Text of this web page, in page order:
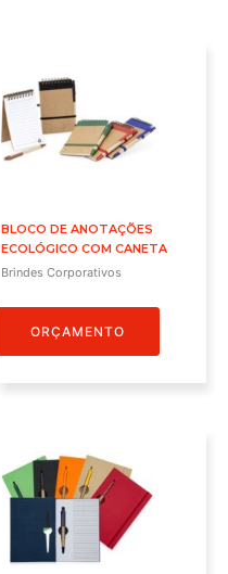
BLOCO DE ANOTAÇÕES
ECOLÓGICO COM CANETA
Brindes Corporativos
ORÇAMENTO